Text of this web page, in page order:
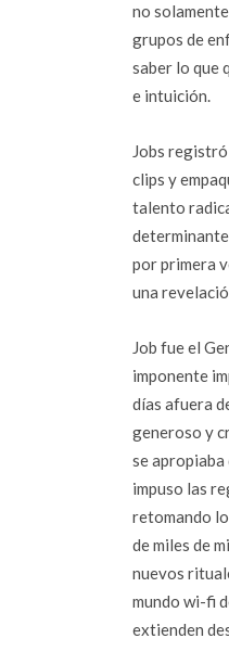
no
grupos de
saber lo que
e intuición.
Jobs
clips y
talento
por primera
una
Job fue el
imponente
días afuera
generoso y
se apropiaba
impuso las
retomando
de miles de
nuevos
mundo wi-fi
extienden